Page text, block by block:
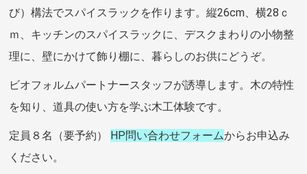
び）構法でスパイスラックを作ります。縦26cm、横28ｃ
ｍ、キッチンのスパイスラックに、デスクまわりの小物整
理に、壁にかけて飾り棚に、暮らしのお供にどうぞ。
ビオフォルムパートナースタッフが誘導します。木の特性
を知り、道具の使い方を学ぶ木工体験です。
定員８名（要予約） HP問い合わせフォームからお申込み
ください。